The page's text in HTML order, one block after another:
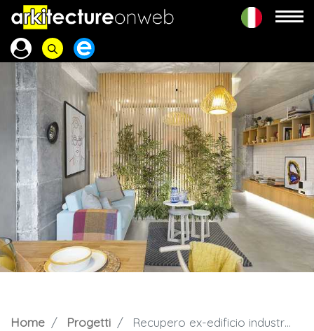
Home Progetti Recupero ex-edificio industriale in Spagna. Da vecchi magazzini ad appartamento